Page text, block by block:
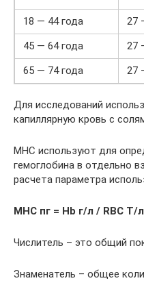
18 — 44 года
27
45 — 64 года
27
65 — 74 года
27
Для исследований
капиллярную кровь с
MHC используют для
гемоглобина в отдельно
расчета параметра
MHC пг = Hb г/л / RBC Т/л
Числитель – это общий
Знаменатель – общее